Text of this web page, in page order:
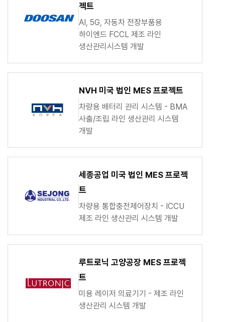
젝트
AI, 5G, 자동차 전장부품용
하이엔드 FCCL 제조 라인
생산관리시스템 개발
NVH 미국 법인 MES 프로젝트
차량용 배터리 관리 시스템 - BMA
사출/조립 라인 생산관리 시스템
개발
세종공업 미국 법인 MES 프로젝
트
차량용 통합충전제어장치 - ICCU
제조 라인 생산관리 시스템 개발
루트로닉 고양공장 MES 프로젝
트
미용 레이저 의료기기 - 제조 라인
생산관리 시스템 개발